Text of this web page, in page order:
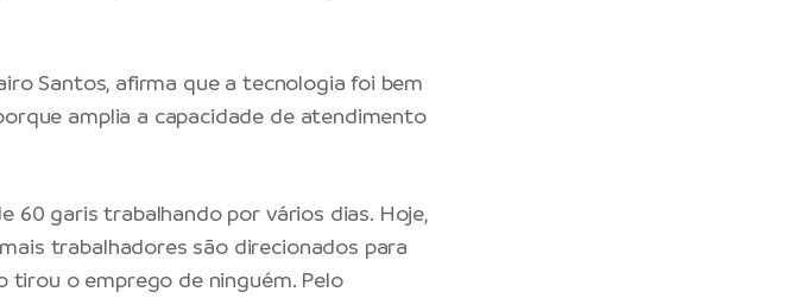
Santos, afirma que a tecnologia foi bem
amplia a capacidade de atendimento
60 garis trabalhando por vários dias. Hoje,
trabalhadores são direcionados para
o emprego de ninguém. Pelo